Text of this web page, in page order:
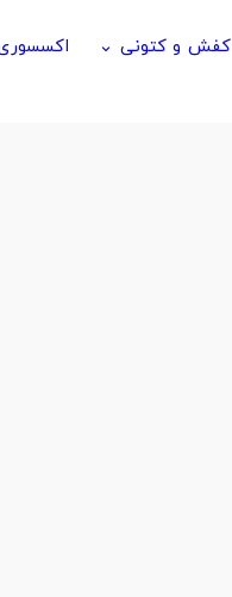
کفش و کتونی keyboard_arrow_down